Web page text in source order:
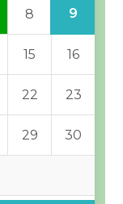
8 9
15 16
22 23
29 30